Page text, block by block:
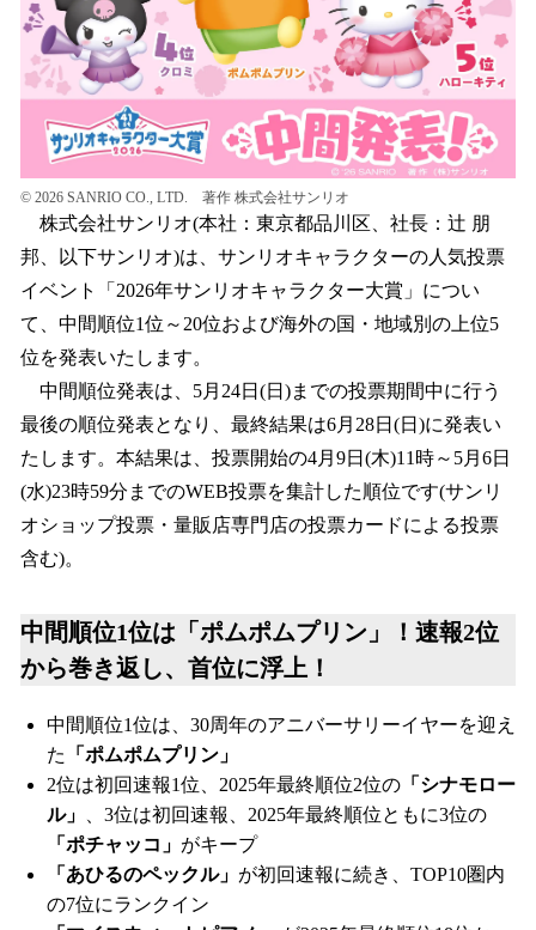
で
す
© 2026 SANRIO CO., LTD. 著作 株式会社サンリオ
株式会社サンリオ(本社：東京都品川区、社長：辻󠄀 朋
邦、以下サンリオ)は、サンリオキャラクターの人気投票
イベント「2026年サンリオキャラクター大賞」につい
て、中間順位1位～20位および海外の国・地域別の上位5
位を発表いたします。
中間順位発表は、5月24日(日)までの投票期間中に行う
最後の順位発表となり、最終結果は6月28日(日)に発表い
たします。本結果は、投票開始の4月9日(木)11時～5月6日
(水)23時59分までのWEB投票を集計した順位です(サンリ
オショップ投票・量販店専門店の投票カードによる投票
含む)。
中間順位1位は「ポムポムプリン」！速報2位
から巻き返し、首位に浮上！
中間順位1位は、30周年のアニバーサリーイヤーを迎え
た
「ポムポムプリン」
2位は初回速報1位、2025年最終順位2位の 「シナモロー
ル」 、3位は初回速報、2025年最終順位ともに3位の
「ポチャッコ」 がキープ
「あひるのペックル」 が初回速報に続き、TOP10圏内
の7位にランクイン